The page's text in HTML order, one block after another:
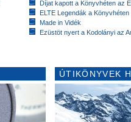
Díjat kapott a Könyvhéten az
ELTE Legendák a Könyvhéten
Made in Vidék
Ezüstöt nyert a Kodolányi az
ÚTIKÖNYVEK